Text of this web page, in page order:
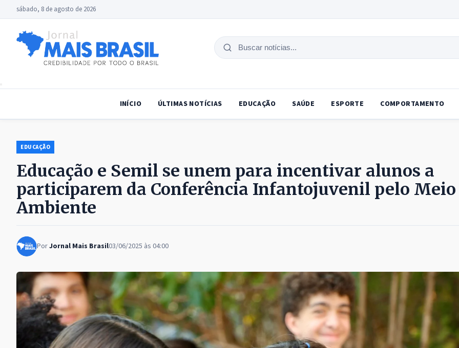
sábado, 8 de agosto de 2026
Buscar
INÍCIO ÚLTIMAS NOTÍCIAS EDUCAÇÃO SAÚDE ESPORTE COMPORTAMENTO
EDUCAÇÃO
Educação e Semil se unem para incentivar alunos a
participarem da Conferência Infantojuvenil pelo Meio
Ambiente
PorJornal Mais Brasil03/06/2025 às 04:00